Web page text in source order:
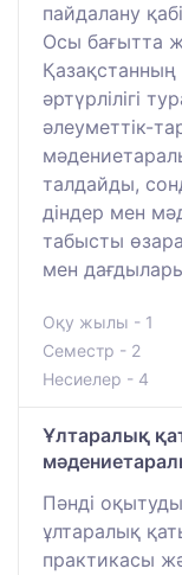
пайдалану
Осы бағытта
әртүрлілігі
әлеуметтік-
талдайды,
діндер мен
табысты
мен
Оқу жылы - 1
Семестр - 2
Несиелер - 4
Ұлтаралық
Пәнді
ұлтаралық
практикасы